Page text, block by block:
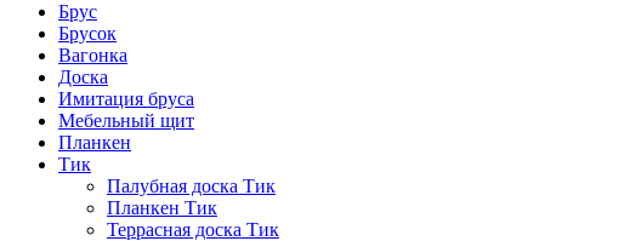
Брус
Брусок
Вагонка
Доска
Имитация бруса
Мебельный щит
Планкен
Тик
Палубная доска Тик
Планкен Тик
Террасная доска Тик